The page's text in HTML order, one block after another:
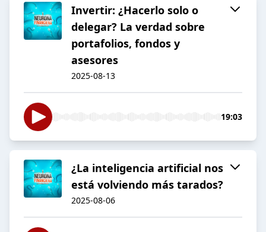
Invertir: ¿Hacerlo solo o
delegar? La verdad sobre
portafolios, fondos y
asesores
2025-08-13
19:03
¿La inteligencia artificial nos
está volviendo más tarados?
2025-08-06